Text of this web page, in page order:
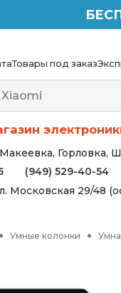
Товары под заказ
Горловка,
(949) 529-40-54
Московская 29/48
Умные колонки